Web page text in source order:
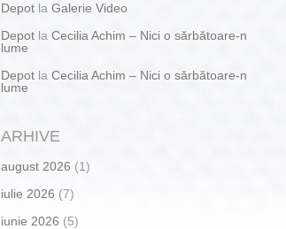
Depot la Galerie Video
Depot la Cecilia Achim – Nici o sărbătoare-n
lume
Depot la Cecilia Achim – Nici o sărbătoare-n
lume
ARHIVE
august 2026 (1)
iulie 2026 (7)
iunie 2026 (5)